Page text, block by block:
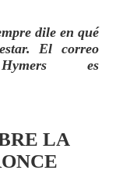
dile en qué
El correo
es
LA